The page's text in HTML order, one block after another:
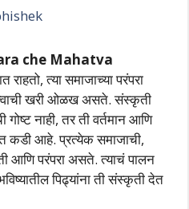
che Mahatva
त्या समाजाच्या परंपरा
खरी ओळख असते. संस्कृती
नाही, तर ती वर्तमान आणि
कडी आहे. प्रत्येक समाजाची,
आणि परंपरा असते. त्याचं पालन
पिढ्यांना ती संस्कृती देत